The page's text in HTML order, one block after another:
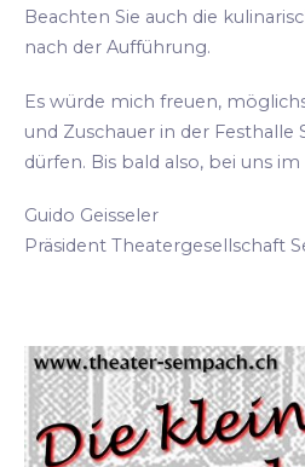
Beachten Sie auch die
nach der Aufführung.
Es würde mich freuen,
und Zuschauer in der Festhalle
dürfen. Bis bald also, bei uns
Guido Geisseler
Präsident Theatergesellschaft